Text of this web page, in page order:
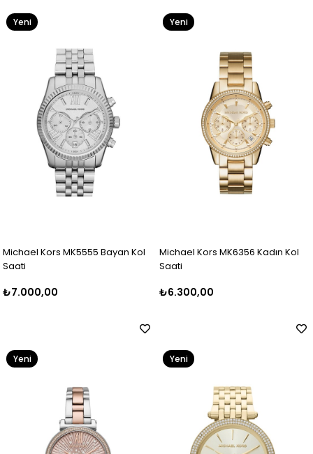
Michael Kors MK5555 Bayan Kol
Saati
₺7.000,00
Yeni
Michael Kors MK6356 Kadın Kol
Saati
₺6.300,00
Yeni
Yeni
Yeni